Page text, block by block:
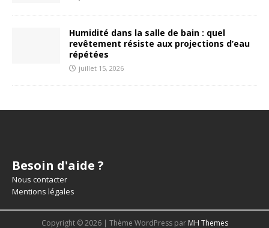
Humidité dans la salle de bain : quel
revêtement résiste aux projections d’eau
répétées
juillet 15, 2026
Besoin d'aide ?
Nous contacter
Mentions légales
Copyright © 2026 | Thème WordPress par MH Themes